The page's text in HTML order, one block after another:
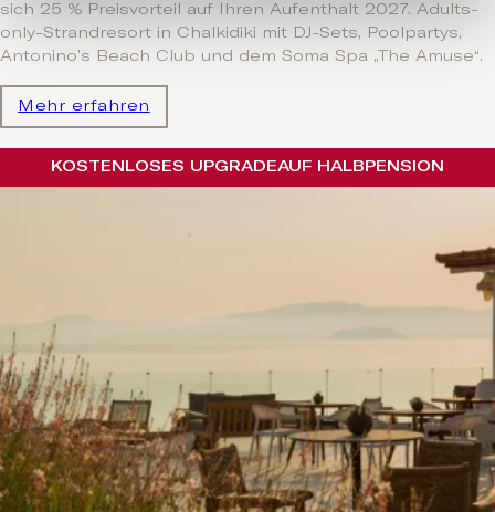
sich 25 % Preisvorteil auf Ihren Aufenthalt 2027. Adults-
only-Strandresort in Chalkidiki mit DJ-Sets, Poolpartys,
Antonino’s Beach Club und dem Soma Spa „The Amuse“.
Mehr erfahren
KOSTENLOSES UPGRADEAUF HALBPENSION